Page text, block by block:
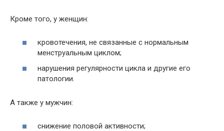
Кроме того, у женщин:
кровотечения, не связанные с нормальным
менструальным циклом;
нарушения регулярности цикла и другие его
патологии.
А также у мужчин:
снижение половой активности;